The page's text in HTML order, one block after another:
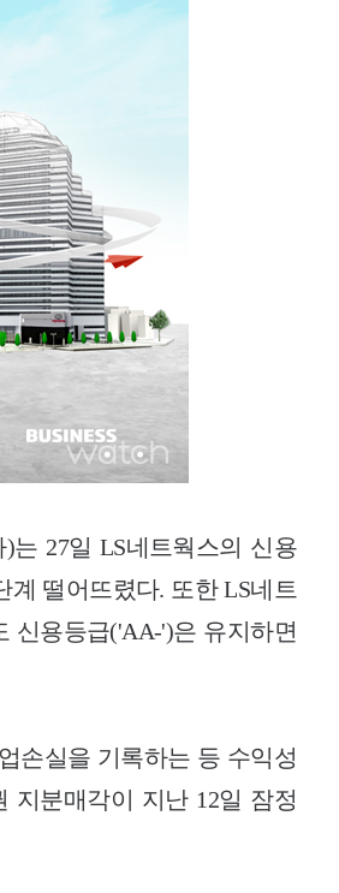
는 27일 LS네트웍스의 신용
떨어뜨렸다. 또한 LS네트
신용등급('AA-')은 유지하면
손실을 기록하는 등 수익성
지분매각이 지난 12일 잠정